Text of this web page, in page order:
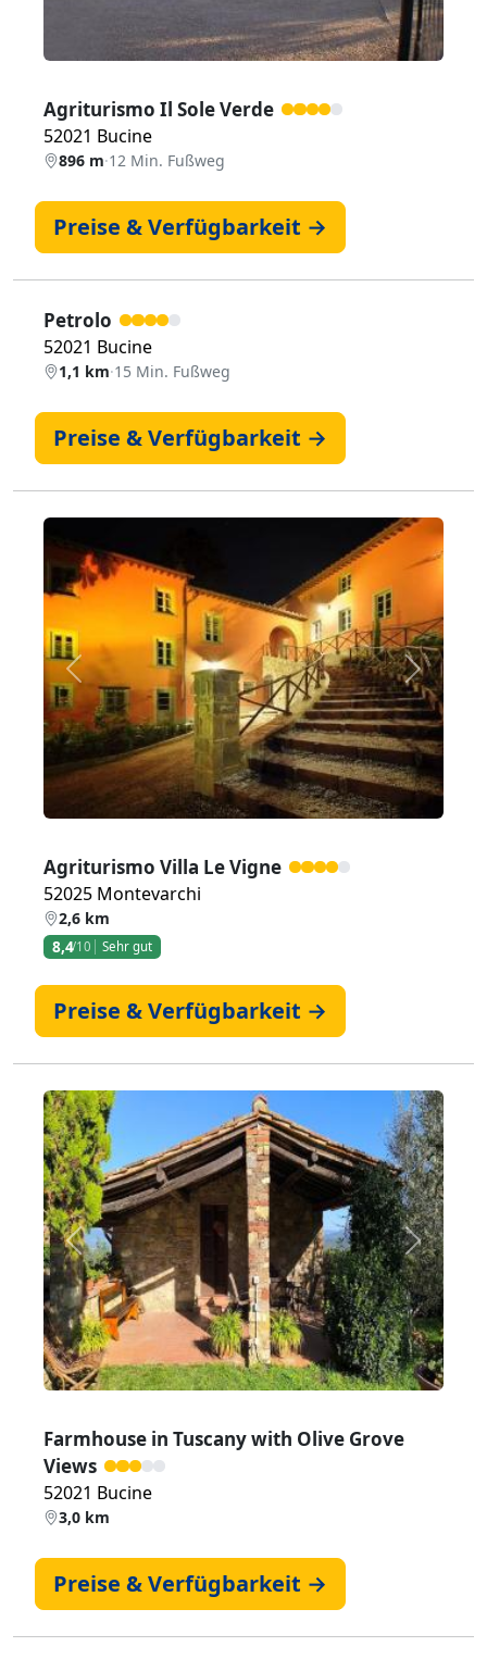
Agriturismo Il Sole Verde
52021 Bucine
896 m·12 Min. Fußweg
Preise & Verfügbarkeit →
Petrolo
52021 Bucine
1,1 km·15 Min. Fußweg
Preise & Verfügbarkeit →
Zurück Weiter
Agriturismo Villa Le Vigne
52025 Montevarchi
2,6 km
8,4/10 Sehr gut
Preise & Verfügbarkeit →
Zurück Weiter
Farmhouse in Tuscany with Olive Grove
Views
52021 Bucine
3,0 km
Preise & Verfügbarkeit →